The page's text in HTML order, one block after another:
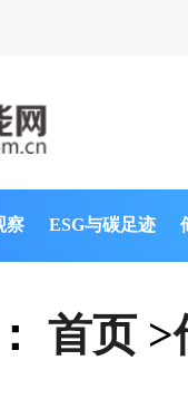
察 ESG与碳足迹
首页 >